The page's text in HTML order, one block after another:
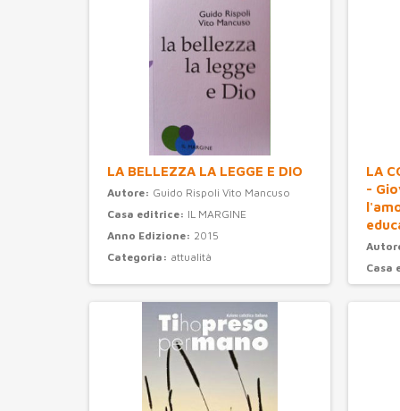
LA BELLEZZA LA LEGGE E DIO
Autore: Guido Rispoli Vito Mancuso
Casa editrice: IL MARGINE
Anno Edizione: 2015
Categoria: attualità
LA
-
Casa
Anno